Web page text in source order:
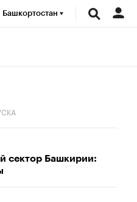
Башкортостан
сектор Башкирии: